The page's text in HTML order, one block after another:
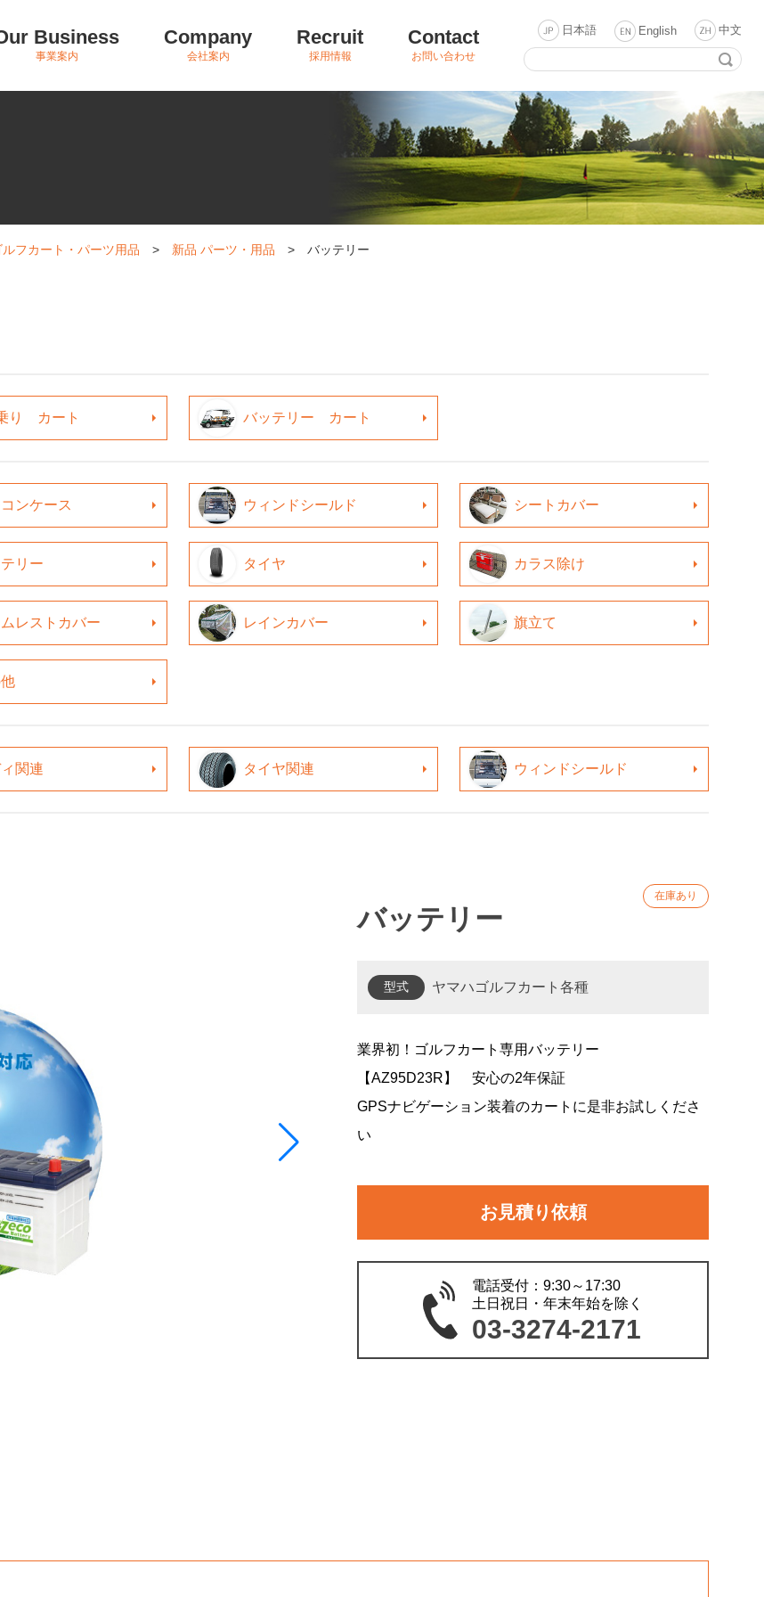
Business
事業案内
Company
会社案内
Recruit
採用情報
Contact
お問い合わせ
日本語 English 中文
フカート・パーツ用品 > 新品 パーツ・用品 > バッテリー
り カート バッテリー カート
ンケース ウィンドシールド シートカバー
リー タイヤ カラス除け
レストカバー レインカバー 旗立て
関連 タイヤ関連 ウィンドシールド
バッテリー
型式 ヤマハゴルフカート各種
業界初！ゴルフカート専用バッテリー
【AZ95D23R】 安心の2年保証
GPSナビゲーション装着のカートに是非お試しくださ
い
お見積り依頼
電話受付：9:30～17:30
土日祝日・年末年始を除く
03-3274-2171